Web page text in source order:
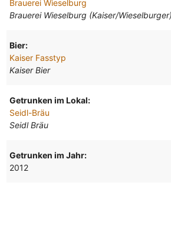
Brauerei Wieselburg
Brauerei Wieselburg (Kaiser/Wieselburger)
Bier:
Kaiser Fasstyp
Kaiser Bier
Getrunken im Lokal:
Seidl-Bräu
Seidl Bräu
Getrunken im Jahr:
2012